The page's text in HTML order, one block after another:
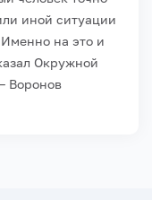
иной ситуации
на это и
Окружной
Воронов